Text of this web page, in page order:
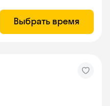
Выбрать время